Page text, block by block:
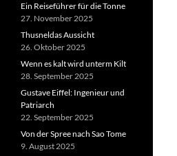
Ein Reiseführer für die Tonne
27. November 2025
Thusneldas Aussicht
26. Oktober 2025
Wenn es kalt wird unterm Kilt
28. September 2025
Gustave Eiffel: Ingenieur und
Patriarch
22. September 2025
Von der Spree nach Sao Tome
9. August 2025